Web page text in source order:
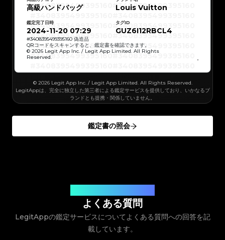
#3066123689299189
#3066123689299189
#3066123689299189
#3066123689299189
#3066123689299189
#3066123689299189#3066123689299189
#3066123689299189
#3066123689299189#3066123689299189
#3066123689299189#3066123689299189
#3066123689299189#3066123689299189
#3066123689299189#3066123689299189
#3066123689299189#3066123689299189
#3066123689299189#3066123689299189
#3066123689299189 #3066123689299189
#3066123689299189#3066123689299189
#3066123689299189#3066123689299189
#3066123689299189
#3066123689299189
#3066123689299189
#3066123689299189
#3066123689299189
#3066123689299189
#3066123689299189
#3066123689299189#3066123689299189
#3066123689299189#3066123689299189
#3066123689299189#3066123689299189
#3066123689299189#3066123689299189
#3066123689299189#3066123689299189
#3066123689299189#3066123689299189
#3066123689299189#3066123689299189
#3066123689299189#3066123689299189
#3066123689299189#3066123689299189
#3066123689299189#3066123689299189
#3066123689299189#3066123689299189
#3066123689299189#3066123689299189
#3066123689299189#3066123689299189
#3066123689299189
#3066123689299189
#3066123689299189 #3066123689299189
#3408395499395160
#3408395499395160
#3408395499395160
#3408395499395160
#3408395499395160
#3408395499395160
#3408395499395160
#3408395499395160#3408395499395160
#3408395499395160
#3408395499395160#3408395499395160
#3408395499395160#3408395499395160
#3408395499395160#3408395499395160
#3408395499395160
#3408395499395160
#3408395499395160#3408395499395160
#3408395499395160 #3408395499395160
#3408395499395160 #3408395499395160
#3408395499395160#3408395499395160
#3408395499395160#3408395499395160
#3408395499395160
#3408395499395160
#3408395499395160
#3408395499395160
#3408395499395160
#3408395499395160
#3408395499395160#3408395499395160
#3408395499395160#3408395499395160
#3408395499395160#3408395499395160
#3408395499395160#3408395499395160
#3408395499395160#3408395499395160
#3408395499395160#3408395499395160
#3408395499395160#3408395499395160
#3408395499395160#3408395499395160
#3408395499395160#3408395499395160
#3408395499395160#3408395499395160
#3408395499395160#3408395499395160
#3408395499395160#3408395499395160
#3408395499395160#3408395499395160
#3408395499395160 #3408395499395160
高級ハンドバッグ Louis Vuitton
鑑定完了日時
2024-11-20 07:29
タグID
GUZ6I12RBCL4
#3408395499395160 偽造品
QRコードをスキャンすると、鑑定書を確認できます。
© 2026 Legit App Inc. / Legit App Limited. All Rights
Reserved.
© 2026 Legit App Inc. / Legit App Limited. All Rights Reserved.
LegitAppは、完全に独立した第三者による鑑定サービスを提供しており、いかなるブ
ランドとも提携・関係していません。
鑑定書の照会
よくある質問
LegitAppの鑑定サービスについてよくある質問への回答を記
載しています。